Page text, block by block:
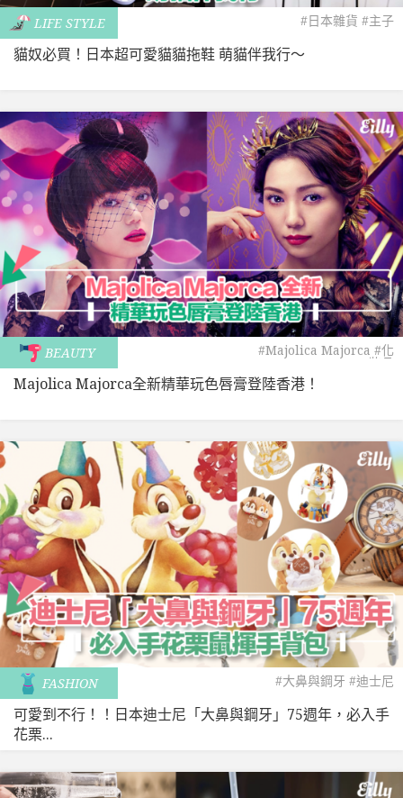
LIFE STYLE #日本雜貨 #主子
貓奴必買！日本超可愛貓貓拖鞋 萌貓伴我行〜
BEAUTY #Majolica Majorca #化
妝品
Majolica Majorca全新精華玩色唇膏登陸香港！
FASHION #大鼻與鋼牙 #迪士尼
可愛到不行！！日本迪士尼「大鼻與鋼牙」75週年，必入手
花栗...